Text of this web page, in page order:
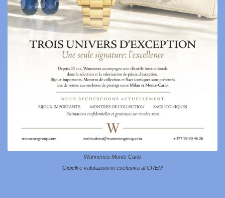
Wannenes Monte Carlo
Gioielli e valutazioni in esclusiva al CREM